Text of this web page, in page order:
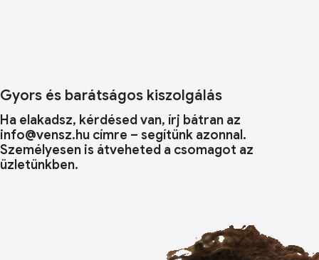
Gyors és barátságos kiszolgálás
Ha elakadsz, kérdésed van, írj bátran az
info@vensz.hu címre – segítünk azonnal.
Személyesen is átveheted a csomagot az
üzletünkben.